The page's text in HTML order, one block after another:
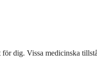
dig. Vissa medicinska